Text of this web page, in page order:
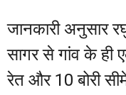
जानकारी अनुसार
सागर से गांव के ही
रेत और 10 बोरी